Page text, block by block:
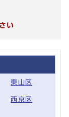
い
東山区
西京区